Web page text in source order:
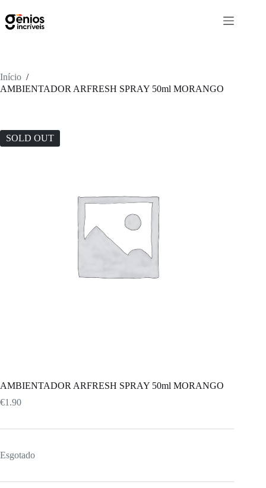
Início /
AMBIENTADOR ARFRESH SPRAY 50ml MORANGO
SOLD OUT
AMBIENTADOR ARFRESH SPRAY 50ml MORANGO
€1.90
Esgotado